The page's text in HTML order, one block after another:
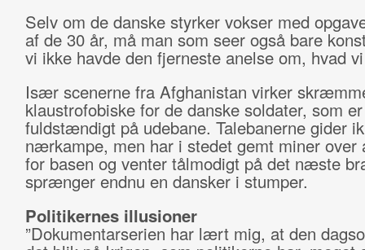
Selv om de danske styrker vokser med
af de 30 år, må man som seer også bare
vi ikke havde den fjerneste anelse om, hvad
Især scenerne fra Afghanistan virker
klaustrofobiske for de danske soldater, som er
fuldstændigt på udebane. Talebanerne gider
nærkampe, men har i stedet gemt miner over
for basen og venter tålmodigt på det næste
sprænger endnu en dansker i stumper.
Politikernes illusioner
”Dokumentarserien har lært mig, at den